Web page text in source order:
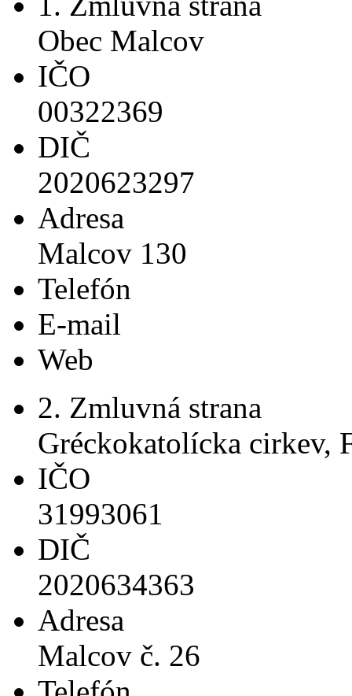
Obec Malcov
IČO
00322369
DIČ
2020623297
Adresa
Malcov 130
Telefón
E-mail
Web
2. Zmluvná strana
Gréckokatolícka cirkev,
IČO
31993061
DIČ
2020634363
Adresa
Malcov č. 26